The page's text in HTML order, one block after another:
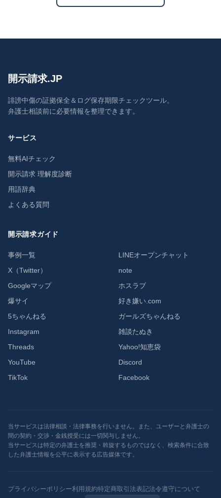
開示請求.JP
誹謗中傷の証拠保全＆ログ保存期限チェックツール。
弁護士相談前に必要情報を整理できます。
サービス
無料AIチェック
開示請求 理解度診断
用語辞典
よくある質問
開示請求ガイド
事例一覧
X（Twitter）
Googleマップ
爆サイ
5ちゃんねる
Instagram
Threads
YouTube
TikTok
LINEオープンチャット
note
ホスラブ
好き嫌い.com
ガールズちゃんねる
雑談たぬき
Yahoo!知恵袋
Discord
Facebook
当サービスは法律相談・法律事務を行いません。また、ユーザーと弁護士の
間の契約・交渉・金銭授受には一切関与しません。
当サービスは特定の弁護士を推奨・斡旋するものではなく、検索条件に合致
した弁護士情報を公平に表示する広告媒体です。
プライバシーポリシー利用規約特定商取引法表記法令遵守について